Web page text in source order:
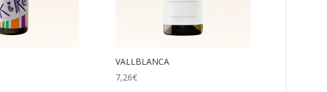
VALLBLANCA
7,26€